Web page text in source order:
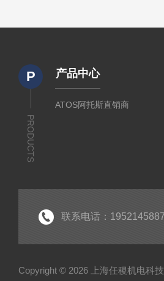
P
PRODUCTS
产品中心
ATOS阿托斯直销商
联系电话：
Copyright © 2026 上海任稷机电科